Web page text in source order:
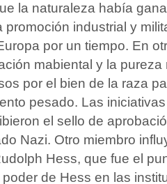
la naturaleza había
promoción industrial y
por un tiempo. En
mabiental y la pureza
por el bien de la raza
pesado. Las
el sello de
Nazi. Otro miembro
Hess, que fue el
de Hess en las